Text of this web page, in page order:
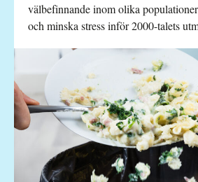
välbefinnande inom olika
och minska stress inför 2000-talets